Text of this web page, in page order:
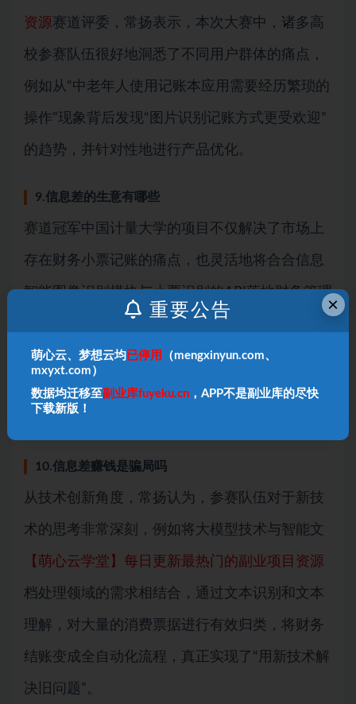
资源赛道评委，常扬表示，本次大赛中，诸多高
校参赛队伍很好地洞悉了不同用户群体的痛点，
例如从“中老年人使用记账本应用需要经历繁琐的
操作”现象背后发现“图片识别记账方式更受欢迎”
的趋势，并针对性地进行产品优化。
9.信息差的生意有哪些
赛道冠军中国计量大学的项目不仅解决了市场上
存在财务小票记账的痛点，也灵活地将合合信息
智能图像识别模块与小票识别的API落地财务管理
场景，将复杂的小票信息秒速转换成了简洁、高
效的数据输入，构建了一个多场景下的财务管理
工具，让用户在不同场景中都能轻松地进行记账
10.信息差赚钱是骗局吗
从技术创新角度，常扬认为，参赛队伍对于新技
术的思考非常深刻，例如将大模型技术与智能文
【萌心云学堂】每日更新最热门的副业项目资源
档处理领域的需求相结合，通过文本识别和文本
理解，对大量的消费票据进行有效归类，将财务
结账变成全自动化流程，真正实现了“用新技术解
决旧问题”。
×
重要公告
萌心云、梦想云均 已停用
（mengxinyun.com、
mxyxt.com）
数据均迁移至副业库fuyeku.cn ，APP不是副业库的尽快
下载新版！